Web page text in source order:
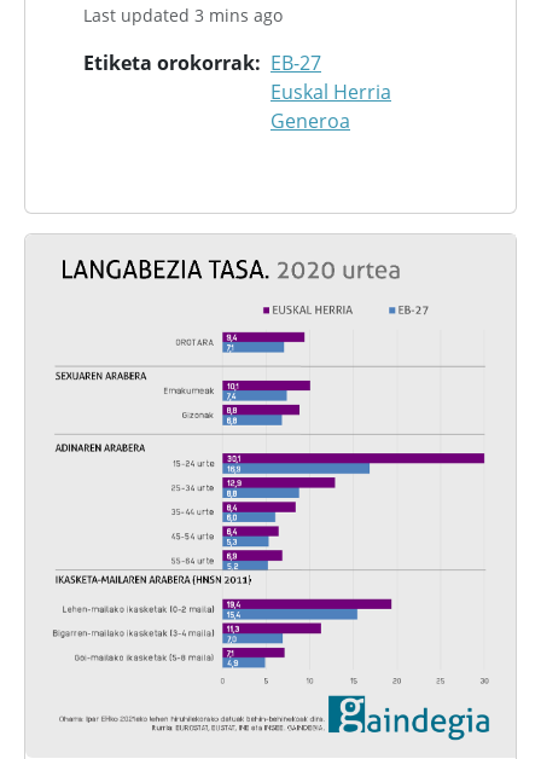
Last updated 3 mins ago
Etiketa orokorrak
EB-27
Euskal Herria
Generoa